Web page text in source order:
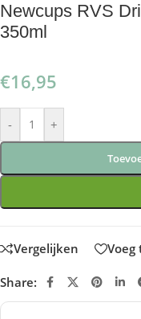
Newcups RVS
350ml
€16,95
- +
Vergelijken Voeg
Share: